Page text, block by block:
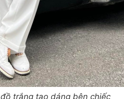
trắng tạo dáng bên chiếc